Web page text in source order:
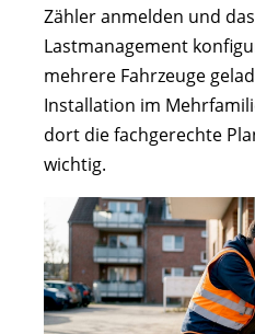
Zähler anmelden und
Lastmanagement
mehrere Fahrzeuge
Installation im
dort die fachgerechte
wichtig.